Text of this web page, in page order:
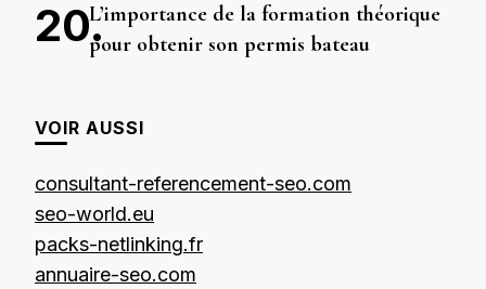
L’importance de la formation théorique
pour obtenir son permis bateau
VOIR AUSSI
consultant-referencement-seo.com
seo-world.eu
packs-netlinking.fr
annuaire-seo.com